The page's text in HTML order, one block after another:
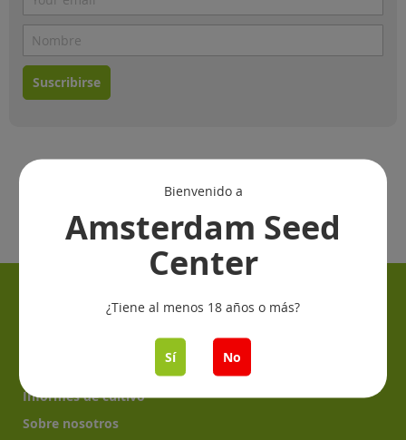
Suscribirse
Bienvenido a
Amsterdam Seed
Center
¿Tiene al menos 18 años o más?
Sí No
Information
¿Cómo cultivar cannabis?
Informes de cultivo
Sobre nosotros